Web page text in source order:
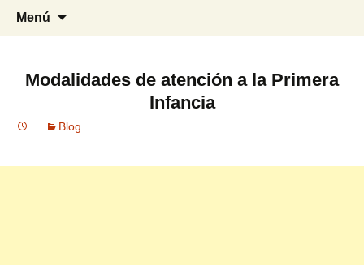
Saltar
al MI PRIMERA INFANCIA
Blog especializado en la Primera
Infancia
Menú
Modalidades de atención a la Primera
Infancia
Blog